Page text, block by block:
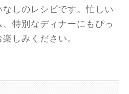
しのレシピです。忙しい
特別なディナーにもぴっ
しみください。